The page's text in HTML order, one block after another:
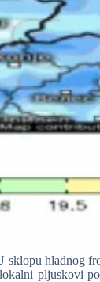
sklopu hladnog
pljuskovi